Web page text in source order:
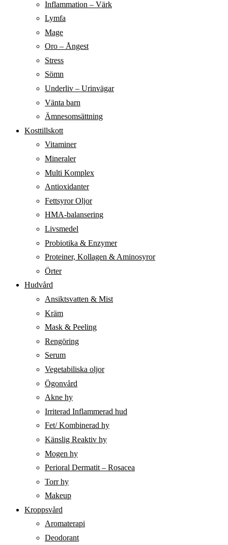
Inflammation – Värk
Lymfa
Mage
Oro – Ångest
Stress
Sömn
Underliv – Urinvägar
Vänta barn
Ämnesomsättning
Kosttillskott
Vitaminer
Mineraler
Multi Komplex
Antioxidanter
Fettsyror Oljor
HMA-balansering
Livsmedel
Probiotika & Enzymer
Proteiner, Kollagen & Aminosyror
Örter
Hudvård
Ansiktsvatten & Mist
Kräm
Mask & Peeling
Rengöring
Serum
Vegetabiliska oljor
Ögonvård
Akne hy
Irriterad Inflammerad hud
Fet/ Kombinerad hy
Känslig Reaktiv hy
Mogen hy
Perioral Dermatit – Rosacea
Torr hy
Makeup
Kroppsvård
Aromaterapi
Deodorant